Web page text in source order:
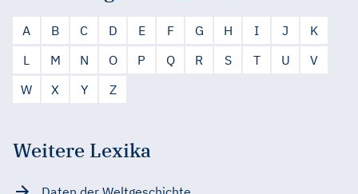
A B C D E F G H I J
K
L
M N O P Q R S T U
V
W
X Y Z
Weitere Lexika